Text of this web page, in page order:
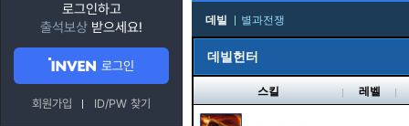
로그인하고
출석보상 받으세요!
로그인
회원가입 ID/PW 찾기
데빌 별과전쟁
데빌헌터
스킬 레벨